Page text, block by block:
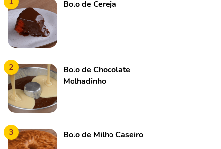
Bolo de Cereja
2
Bolo de Chocolate
Molhadinho
3 Bolo de Milho Caseiro